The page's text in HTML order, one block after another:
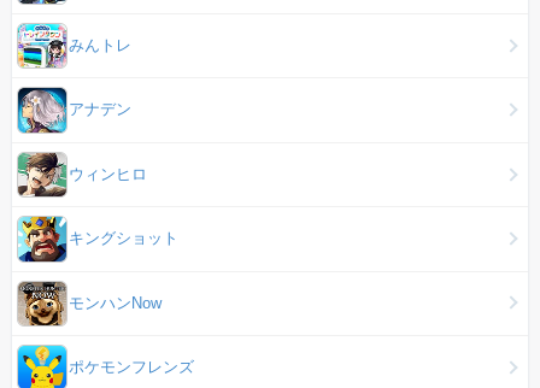
みんトレ
アナデン
ウィンヒロ
キングショット
モンハンNow
ポケモンフレンズ